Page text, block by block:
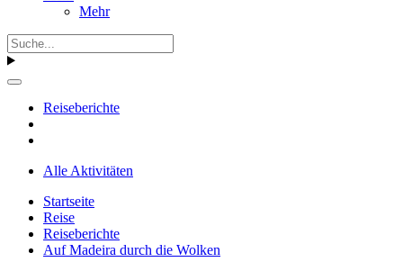
Mehr
Reiseberichte
Alle Aktivitäten
Startseite
Reise
Reiseberichte
Auf Madeira durch die Wolken